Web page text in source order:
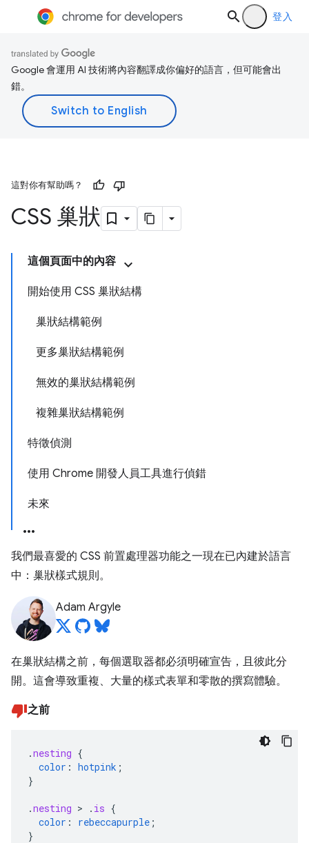
登入
Google 會運用 AI 技術將內容翻譯成你偏好的語言，但可能會出
錯。
這對你有幫助嗎？
CSS 巢狀
這個頁面中的內容
開始使用 CSS 巢狀結構
巢狀結構範例
更多巢狀結構範例
無效的巢狀結構範例
複雜巢狀結構範例
特徵偵測
使用 Chrome 開發人員工具進行偵錯
未來
我們最喜愛的 CSS 前置處理器功能之一現在已內建於語言
中：巢狀樣式規則。
Adam Argyle
在巢狀結構之前，每個選取器都必須明確宣告，且彼此分
開。這會導致重複、大量的樣式表單和零散的撰寫體驗。
之前
.nesting {
color : hotpink ;
}
.nesting > . is {
color : rebeccapurple ;
}